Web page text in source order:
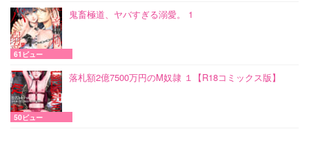
鬼畜極道、ヤバすぎる溺愛。 1
61ビュー
落札額2億7500万円のM奴隷 １【R18コミックス版】
50ビュー